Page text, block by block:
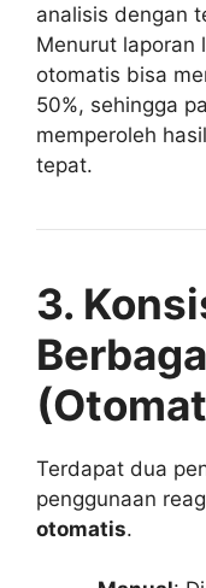
analisis dengan
Menurut laporan
otomatis bisa
50%, sehingga
memperoleh
tepat.
3.
Terdapat dua
penggunaan
otomatis.